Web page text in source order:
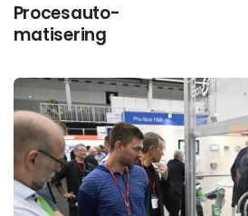
Procesauto-
matisering